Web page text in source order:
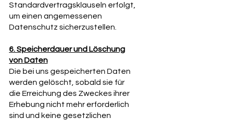
Standardvertragsklauseln erfolgt,
um einen angemessenen
Datenschutz sicherzustellen.
6. Speicherdauer und Löschung
von Daten
Die bei uns gespeicherten Daten
werden gelöscht, sobald sie für
die Erreichung des Zweckes ihrer
Erhebung nicht mehr erforderlich
sind und keine gesetzlichen